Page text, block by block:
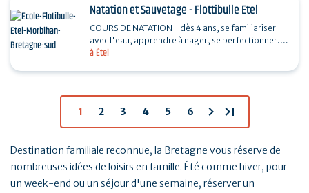
à Étel
Natation et Sauvetage - Flottibulle Etel
COURS DE NATATION - dès 4 ans, se familiariser
avec l'eau, apprendre à nager, se perfectionner. 2
nageurs maximum par leçon de 30 minutes pour
1 2 3 4 5 6 chevron_right last_page
Destination familiale reconnue, la Bretagne vous réserve de
nombreuses idées de loisirs en famille. Été comme hiver, pour
un week-end ou un séjour d'une semaine, réserver un